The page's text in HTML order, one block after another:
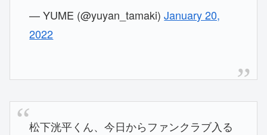
— YUME (@yuyan_tamaki)January 20,
2022
松下洸平くん、今日からファンクラブ入る